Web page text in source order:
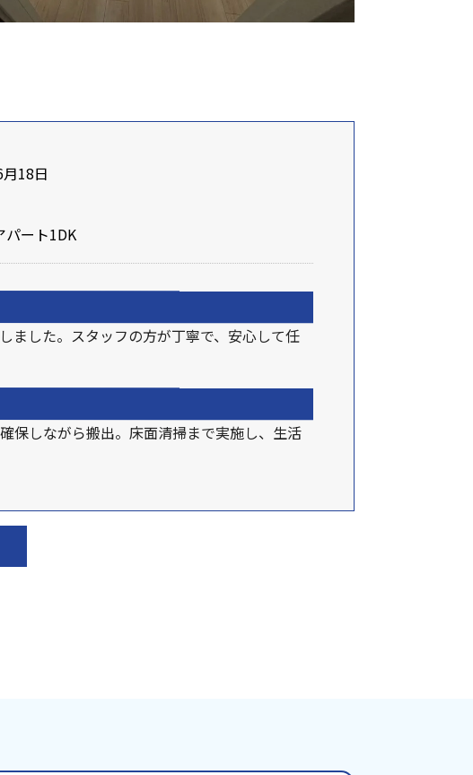
18日
パート1DK
ました。スタッフの方が丁寧で、安心して任
保しながら搬出。床面清掃まで実施し、生活